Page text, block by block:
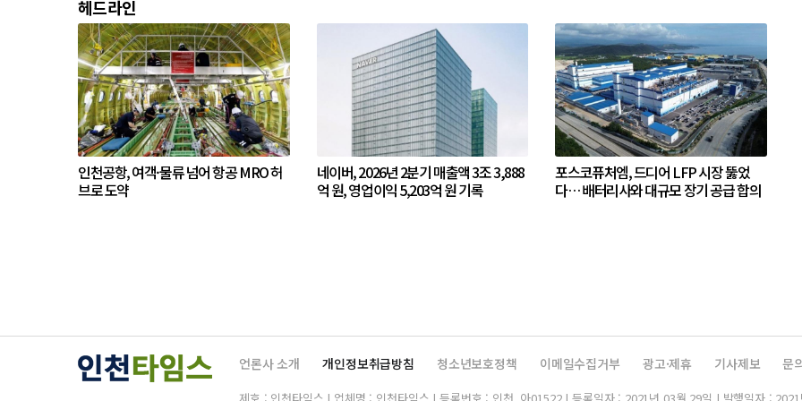
헤드라인
인천공항, 여객·물류 넘어 항공 MRO 허
브로 도약
네이버, 2026년 2분기 매출액 3조 3,888
억 원, 영업이익 5,203억 원 기록
포스코퓨처엠, 드디어 LFP 시장 뚫었
다… 배터리사와 대규모 장기 공급 합의
언론사 소개 개인정보취급방침 청소년보호정책 이메일수집거부 광고·제휴 기사제보 문